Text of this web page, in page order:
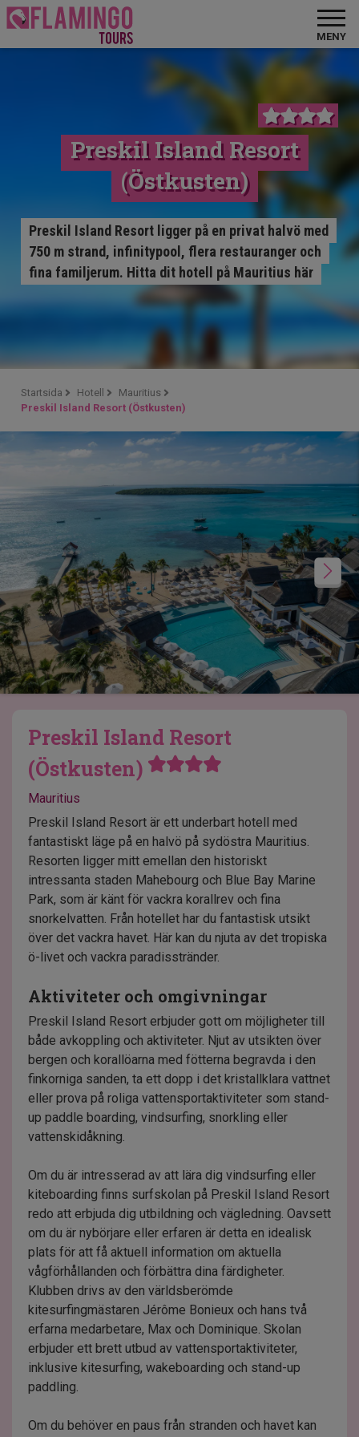
MENY
Preskil Island Resort
(Östkusten)
Preskil Island Resort ligger på en privat halvö med
750 m strand, infinitypool, flera restauranger och
fina familjerum. Hitta dit hotell på Mauritius här
Startsida Hotell
Mauritius
Preskil Island Resort (Östkusten)
Preskil Island Resort
(Östkusten)
Mauritius
Preskil Island Resort är ett underbart hotell med
fantastiskt läge på en halvö på sydöstra Mauritius.
Resorten ligger mitt emellan den historiskt
intressanta staden Mahebourg och Blue Bay Marine
Park, som är känt för vackra korallrev och fina
snorkelvatten. Från hotellet har du fantastisk utsikt
över det vackra havet. Här kan du njuta av det tropiska
ö-livet och vackra paradisstränder.
Aktiviteter och omgivningar
Preskil Island Resort erbjuder gott om möjligheter till
både avkoppling och aktiviteter. Njut av utsikten över
bergen och korallöarna med fötterna begravda i den
finkorniga sanden, ta ett dopp i det kristallklara vattnet
eller prova på roliga vattensportaktiviteter som stand-
up paddle boarding, vindsurfing, snorkling eller
vattenskidåkning.
Om du är intresserad av att lära dig vindsurfing eller
kiteboarding finns surfskolan på Preskil Island Resort
redo att erbjuda dig utbildning och vägledning. Oavsett
om du är nybörjare eller erfaren är detta en idealisk
plats för att få aktuell information om aktuella
vågförhållanden och förbättra dina färdigheter.
Klubben drivs av den världsberömde
kitesurfingmästaren Jérôme Bonieux och hans två
erfarna medarbetare, Max och Dominique. Skolan
erbjuder ett brett utbud av vattensportaktiviteter,
inklusive kitesurfing, wakeboarding och stand-up
paddling.
Om du behöver en paus från stranden och havet kan